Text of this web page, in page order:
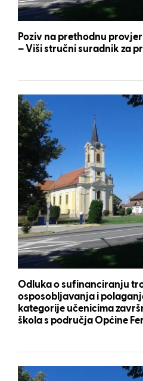
Poziv na prethodnu
– Viši stručni suradnik za
Odluka o sufinanciranju
osposobljavanja i
kategorije učenicima
škola s područja Općine